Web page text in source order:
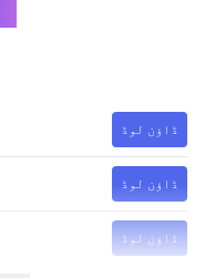
ڈاؤن لوڈ
ڈاؤن لوڈ
ڈاؤن لوڈ